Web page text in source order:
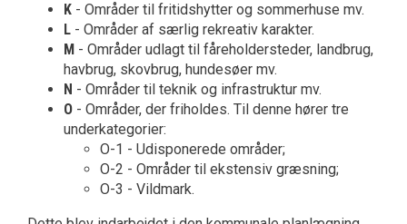
K - Områder til fritidshytter og sommerhuse mv.
L - Områder af særlig rekreativ karakter.
M - Områder udlagt til fåreholdersteder, landbrug,
havbrug, skovbrug, hundesøer mv.
N - Områder til teknik og infrastruktur mv.
O - Områder, der friholdes. Til denne hører tre
underkategorier:
O-1 - Udisponerede områder;
O-2 - Områder til ekstensiv græsning;
O-3 - Vildmark.